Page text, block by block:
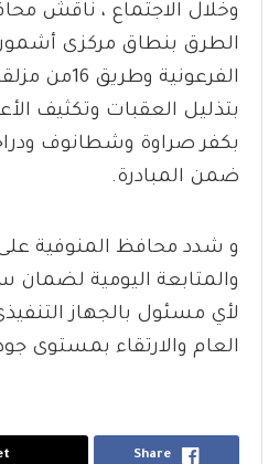
وخلال الاجتماع ، ناقش
بتذليل العقبات وتكثيف
بكفر صراوة وشطانوف
ضمن المبادرة.
و شدد محافظ المنوفية على
والمتابعة اليومية
لأي مسئول بالجهاز
العام والارتقاء بمستوى
Share